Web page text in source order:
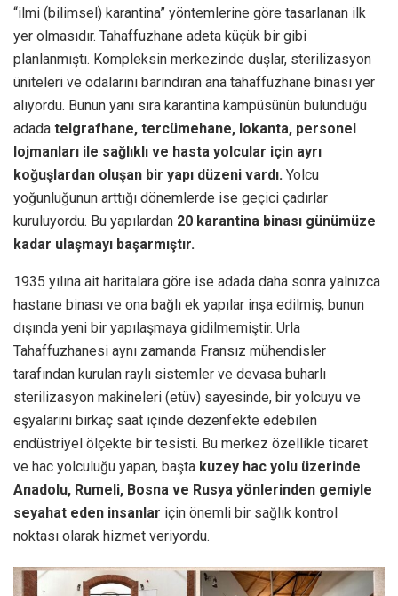
“ilmi (bilimsel) karantina” yöntemlerine göre tasarlanan ilk
yer olmasıdır. Tahaffuzhane adeta küçük bir gibi
planlanmıştı. Kompleksin merkezinde duşlar, sterilizasyon
üniteleri ve odalarını barındıran ana tahaffuzhane binası yer
alıyordu. Bunun yanı sıra karantina kampüsünün bulunduğu
adada telgrafhane, tercümehane, lokanta, personel
lojmanları ile sağlıklı ve hasta yolcular için ayrı
koğuşlardan oluşan bir yapı düzeni vardı. Yolcu
yoğunluğunun arttığı dönemlerde ise geçici çadırlar
kuruluyordu. Bu yapılardan 20 karantina binası günümüze
kadar ulaşmayı başarmıştır.
1935 yılına ait haritalara göre ise adada daha sonra yalnızca
hastane binası ve ona bağlı ek yapılar inşa edilmiş, bunun
dışında yeni bir yapılaşmaya gidilmemiştir. Urla
Tahaffuzhanesi aynı zamanda Fransız mühendisler
tarafından kurulan raylı sistemler ve devasa buharlı
sterilizasyon makineleri (etüv) sayesinde, bir yolcuyu ve
eşyalarını birkaç saat içinde dezenfekte edebilen
endüstriyel ölçekte bir tesisti. Bu merkez özellikle ticaret
ve hac yolculuğu yapan, başta kuzey hac yolu üzerinde
Anadolu, Rumeli, Bosna ve Rusya yönlerinden gemiyle
seyahat eden insanlar için önemli bir sağlık kontrol
noktası olarak hizmet veriyordu.